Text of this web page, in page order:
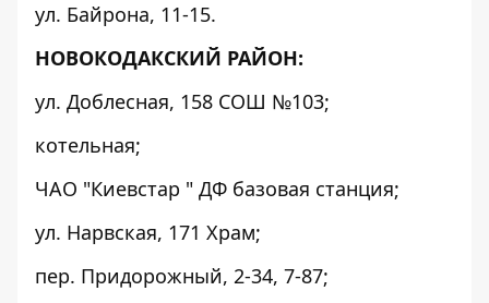
ул. Байрона, 11-15.
НОВОКОДАКСКИЙ РАЙОН:
ул. Доблесная, 158 СОШ №103;
котельная;
ЧАО "Киевстар " ДФ базовая станция;
ул. Нарвская, 171 Храм;
пер. Придорожный, 2-34, 7-87;